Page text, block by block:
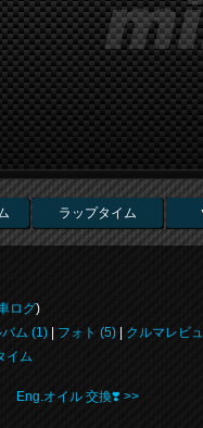
ラップタイム
ログ)
ム (1)| フォト (5)| クルマレビ
イム
Eng.オイル 交換❣️ >>